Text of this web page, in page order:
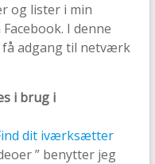
og lister i min
I denne
adgang til netværk
i brug i
dit iværksætter
” benytter jeg